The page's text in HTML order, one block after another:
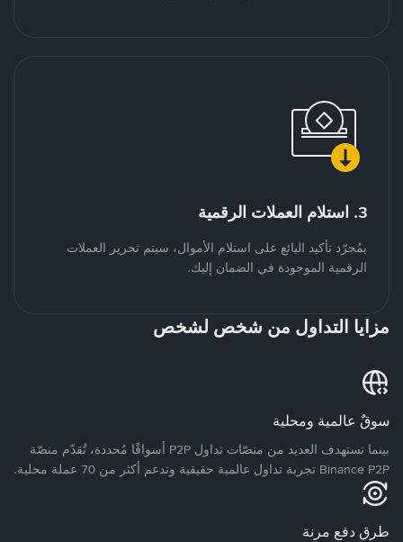
3. استلام العملات الرقمية
بمُجرّد تأكيد البائع على استلام الأموال، سيتم تحرير العملات
الرقمية الموجودة في الضمان إليك.
مزايا التداول من شخص لشخص
سوقٌ عالمية ومحلية
بينما تستهدف العديد من منصّات تداول P2P أسواقًا مُحددة، تُقدّم منصّة
Binance P2P تجربة تداول عالمية حقيقية وتدعم أكثر من 70 عملة محلية.
طرق دفع مرنة